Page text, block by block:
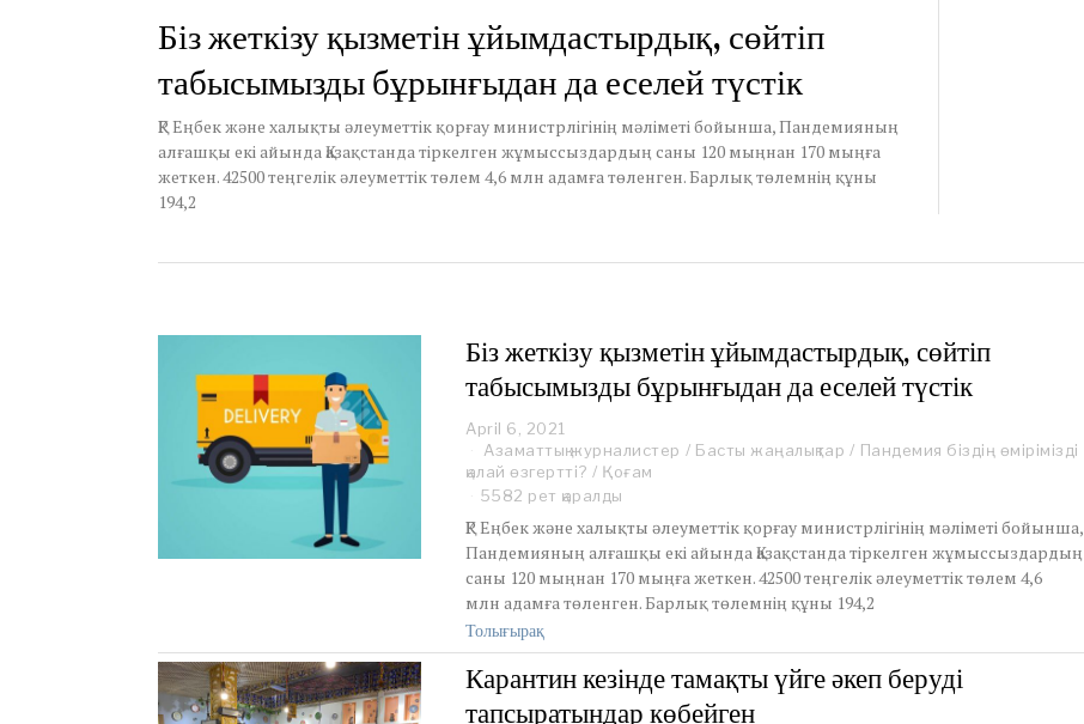
l
9
,
2
1
Біз жеткізу қызметін ұйымдастырдық, сөйтіп
табысымызды бұрынғыдан да еселей түстік
ҚР Еңбек және халықты әлеуметтік қорғау министрлігінің мәліметі бойынша, Пандемияның
алғашқы екі айында Қазақстанда тіркелген жұмыссыздардың саны 120 мыңнан 170 мыңға
жеткен. 42500 теңгелік әлеуметтік төлем 4,6 млн адамға төленген. Барлық төлемнің құны
194,2
Біз жеткізу қызметін ұйымдастырдық, сөйтіп
табысымызды бұрынғыдан да еселей түстік
April 6, 2021
p
r
i
9
,
2
0
Азаматтық журналистер / Басты жаңалықтар / Пандемия біздің өмірімізді
қалай өзгертті? / Қоғам
5582 рет қаралды
ҚР Еңбек және халықты әлеуметтік қорғау министрлігінің мәліметі бойынша,
Пандемияның алғашқы екі айында Қазақстанда тіркелген жұмыссыздардың
саны 120 мыңнан 170 мыңға жеткен. 42500 теңгелік әлеуметтік төлем 4,6
млн адамға төленген. Барлық төлемнің құны 194,2
Толығырақ
Карантин кезінде тамақты үйге әкеп беруді
тапсыратындар көбейген